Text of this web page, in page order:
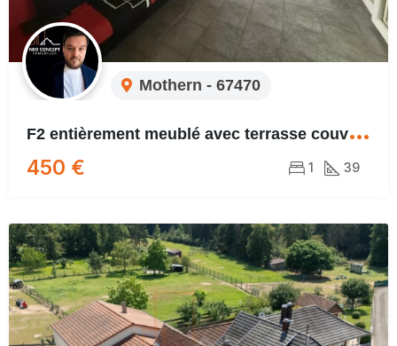
Mothern - 67470
F
2 entièrement meublé avec terrasse couverte
450 € 1 39